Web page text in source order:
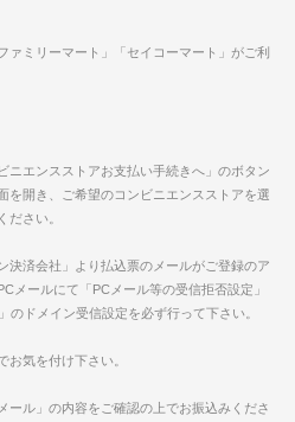
ァミリーマート」「セイコーマート」がご利
ニエンスストアお支払い手続きへ」のボタン
を開き、ご希望のコンビニエンスストアを選
ださい。
決済会社」より払込票のメールがご登録のア
メールにて「PCメール等の受信拒否設定」
のドメイン受信設定を必ず行って下さい。
お気を付け下さい。
ール」の内容をご確認の上でお振込みくださ